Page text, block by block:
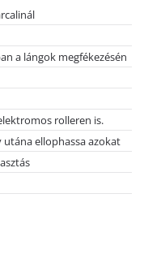
a lángok megfékezésén
rolleren is.
utána ellophassa azokat